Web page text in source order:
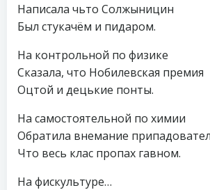
Написала чьто Солжыницин
Был стукачём и пидаром.
На контрольной по физике
Сказала, что Нобилевская премия
Оцтой и децькие понты.
На самостоятельной по химии
Обратила внемание
Что весь клас пропах гавном.
На фискультуре…